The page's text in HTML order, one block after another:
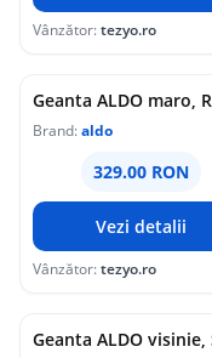
Vânzător:tezyo.ro
Brand:aldo
329.00 RON
Vezi detalii
Vânzător:tezyo.ro